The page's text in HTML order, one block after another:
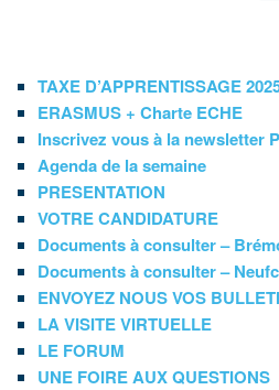
TAXE D’APPRENTISSAGE
ERASMUS + Charte ECHE
Inscrivez vous à la newsletter
Agenda de la semaine
PRESENTATION
VOTRE CANDIDATURE
Documents à consulter –
Documents à consulter –
ENVOYEZ NOUS VOS
LA VISITE VIRTUELLE
LE FORUM
UNE FOIRE AUX QUESTIONS